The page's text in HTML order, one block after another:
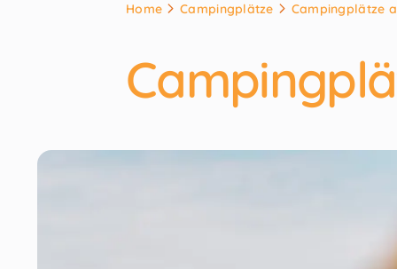
Home Campingplätze Campingplätze